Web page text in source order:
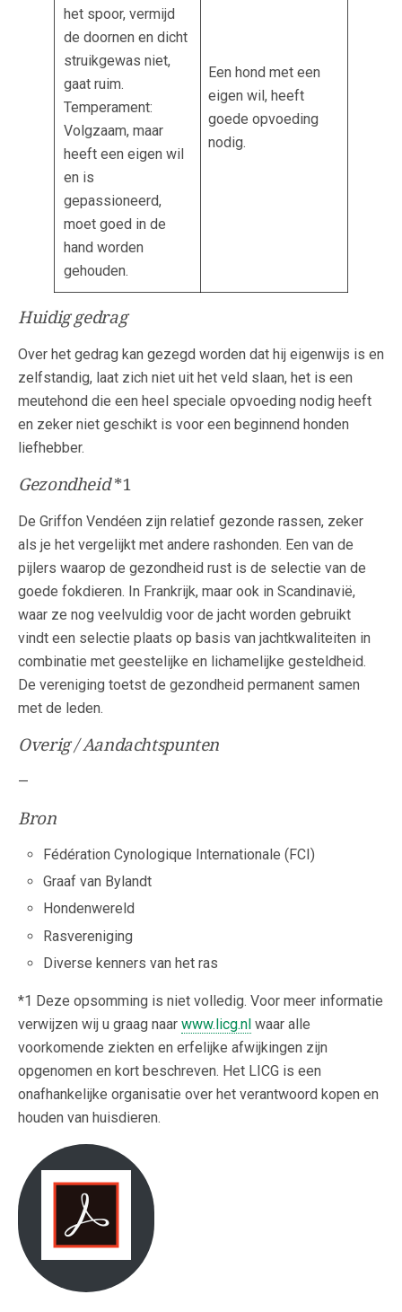
het spoor, vermijd
de doornen en dicht
struikgewas niet,
gaat ruim.
Temperament:
Volgzaam, maar
heeft een eigen wil
en is
gepassioneerd,
moet goed in de
hand worden
gehouden.
Een hond met een
eigen wil, heeft
goede opvoeding
nodig.
Huidig gedrag
Over het gedrag kan gezegd worden dat hij eigenwijs is en
zelfstandig, laat zich niet uit het veld slaan, het is een
meutehond die een heel speciale opvoeding nodig heeft
en zeker niet geschikt is voor een beginnend honden
liefhebber.
Gezondheid*1
De Griffon Vendéen zijn relatief gezonde rassen, zeker
als je het vergelijkt met andere rashonden. Een van de
pijlers waarop de gezondheid rust is de selectie van de
goede fokdieren. In Frankrijk, maar ook in Scandinavië,
waar ze nog veelvuldig voor de jacht worden gebruikt
vindt een selectie plaats op basis van jachtkwaliteiten in
combinatie met geestelijke en lichamelijke gesteldheid.
De vereniging toetst de gezondheid permanent samen
met de leden.
Overig / Aandachtspunten
—
Bron
Fédération Cynologique Internationale (FCI)
Graaf van Bylandt
Hondenwereld
Rasvereniging
Diverse kenners van het ras
*1 Deze opsomming is niet volledig. Voor meer informatie
verwijzen wij u graag naar www.licg.nl waar alle
voorkomende ziekten en erfelijke afwijkingen zijn
opgenomen en kort beschreven. Het LICG is een
onafhankelijke organisatie over het verantwoord kopen en
houden van huisdieren.